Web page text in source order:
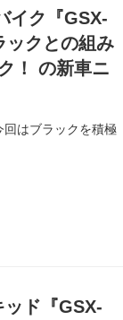
イク『GSX-
ックとの組み
！ の新車ニ
はブラックを積極
ド『GSX-